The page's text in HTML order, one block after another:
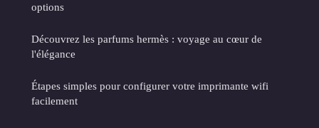
options
Découvrez les parfums hermès : voyage au cœur de
l'élégance
Étapes simples pour configurer votre imprimante wifi
facilement